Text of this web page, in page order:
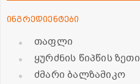
ინგრედიენტები
თაფლი
ყურძნის წიპწის ზეთი
ძმარი ბალზამიკო